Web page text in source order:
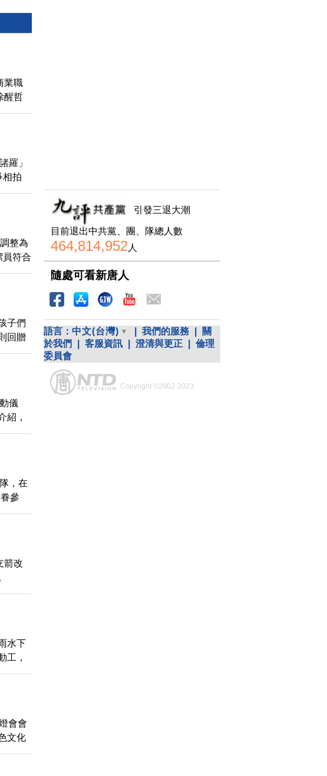
業職
醒哲
羅」
相拍
整為
員符合
子們
回贈
儀
紹，
，在
參
樂，
箭改
水下
工，
會會
文化
引發三退大潮
目前退出中共黨、團、隊總人數
464,814,952 人
隨處可看新唐人
語言： 中文(台灣) 我們的服務
關
於我們
客服資訊 澄清與更正
倫理
委員會
Copyright ©2002-2023